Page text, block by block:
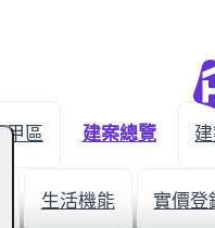
甲區 建案總覽
生活機能 實價登